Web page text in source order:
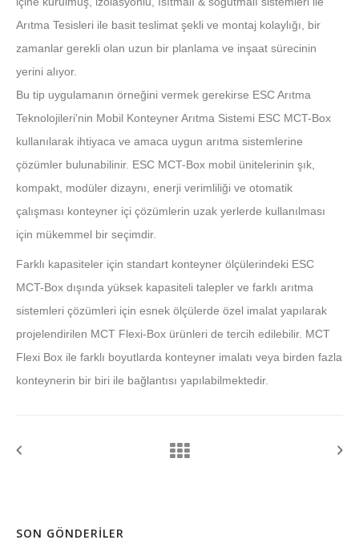
Arıtma Tesisleri ile basit teslimat şekli ve montaj kolaylığı, bir
zamanlar gerekli olan uzun bir planlama ve inşaat sürecinin
yerini alıyor.
Bu tip uygulamanın örneğini vermek gerekirse ESC Arıtma
Teknolojileri'nin Mobil Konteyner Arıtma Sistemi ESC MCT-Box
kullanılarak ihtiyaca ve amaca uygun arıtma sistemlerine
çözümler bulunabilinir. ESC MCT-Box mobil ünitelerinin şık,
kompakt, modüler dizaynı, enerji verimliliği ve otomatik
çalışması konteyner içi çözümlerin uzak yerlerde kullanılması
için mükemmel bir seçimdir.
Farklı kapasiteler için standart konteyner ölçülerindeki ESC
MCT-Box dışında yüksek kapasiteli talepler ve farklı arıtma
sistemleri çözümleri için esnek ölçülerde özel imalat yapılarak
projelendirilen MCT Flexi-Box ürünleri de tercih edilebilir. MCT
Flexi Box ile farklı boyutlarda konteyner imalatı veya birden fazla
konteynerin bir biri ile bağlantısı yapılabilmektedir.
SON GÖNDERILER